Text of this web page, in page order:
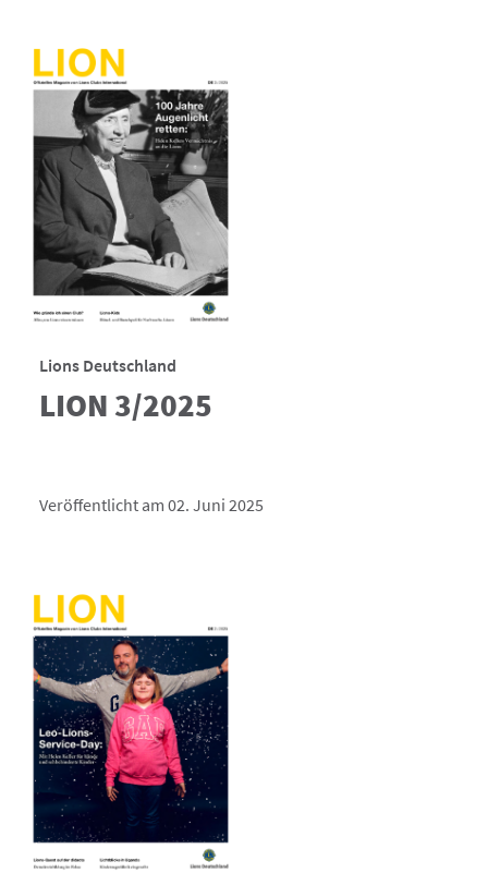
Lions Deutschland
LION 3/2025
Veröffentlicht am 02. Juni 2025